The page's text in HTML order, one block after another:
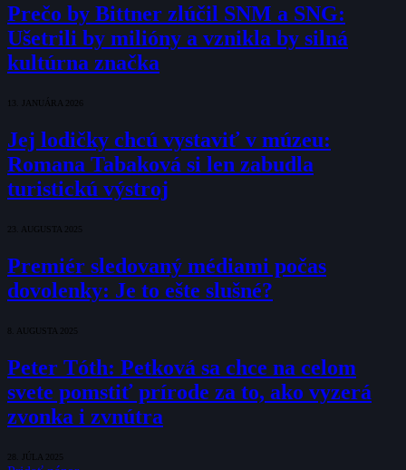
Prečo by Bittner zlúčil SNM a SNG:
Ušetrili by milióny a vznikla by silná
kultúrna značka
13. JANUÁRA 2026
Jej lodičky chcú vystaviť v múzeu:
Romana Tabaková si len zabudla
turistickú výstroj
23. AUGUSTA 2025
Premiér sledovaný médiami počas
dovolenky: Je to ešte slušné?
8. AUGUSTA 2025
Peter Tóth: Petková sa chce na celom
svete pomstiť prírode za to, ako vyzerá
zvonka i zvnútra
28. JÚLA 2025